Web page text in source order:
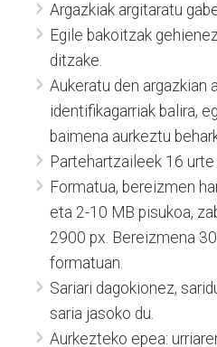
Argazkiak argitaratu
Egile bakoitzak
ditzake.
Aukeratu den argazkian
identifikagarriak balira,
baimena aurkeztu
Partehartzaileek 16
Formatua, bereizmen
eta 2-10 MB pisukoa,
2900 px. Bereizmena
formatuan.
Sariari dagokionez,
saria jasoko du.
Aurkezteko epea: